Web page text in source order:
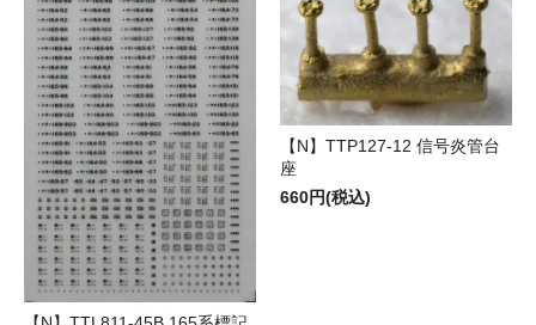
【N】TTP127-12 信号炎管台
座
660円(税込)